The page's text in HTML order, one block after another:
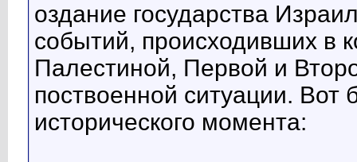
оздание государства
событий, происходивших в
Палестиной, Первой и
поствоенной ситуации. Вот
исторического момента: